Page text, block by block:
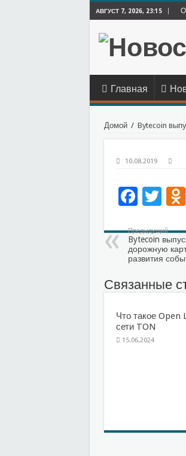
АВГУСТ 7, 2026, 23:15 О
Главная
Домой / Bytecoin
10.08.2019
Предыдущий
Bytecoin
дорожную
развития
Связанные
Что такое Open
сети TON
15.06.2024